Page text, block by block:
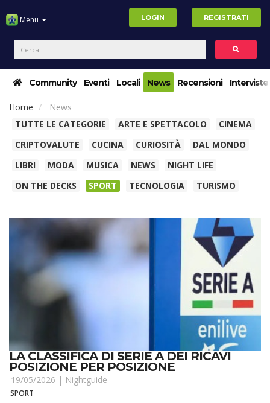
Menu LOGIN REGISTRATI
Community Eventi Locali News Recensioni Interviste
Home
News
TUTTE LE CATEGORIE
ARTE E SPETTACOLO
CINEMA
CRIPTOVALUTE
CUCINA CURIOSITÀ
DAL MONDO
LIBRI
MODA MUSICA NEWS
NIGHT LIFE
ON THE DECKS
SPORT TECNOLOGIA TURISMO
LA CLASSIFICA DI SERIE A DEI RICAVI
POSIZIONE PER POSIZIONE
19/05/2026 | Nightguide
SPORT